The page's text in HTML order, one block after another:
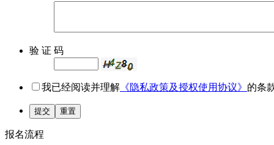
验 证 码
我已经阅读并理解 《隐私政策及授权使用协议》 的条
提交 重置
报名流程